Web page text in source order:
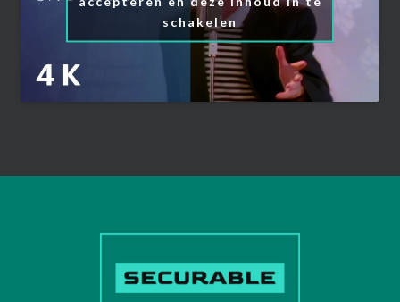
schakelen